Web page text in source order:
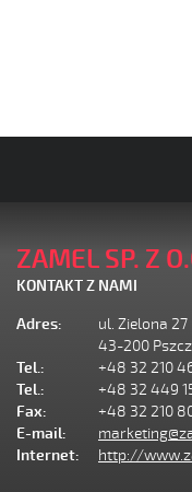
ZAMEL SP. Z
KONTAKT Z NAMI
Adres:
ul. Zielona 27
43-200
Tel.:
+48 32 210
Tel.:
+48 32 449
Fax:
+48 32 210
E-mail:
Internet:
http://